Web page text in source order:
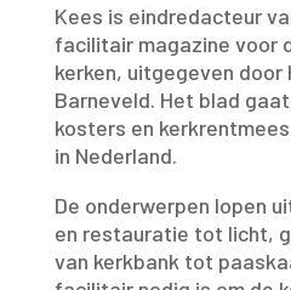
Kees is eindredacteur
facilitair magazine voor
kerken, uitgegeven door
Barneveld. Het blad
kosters en
in Nederland.
De onderwerpen lopen
en restauratie tot licht,
van kerkbank tot